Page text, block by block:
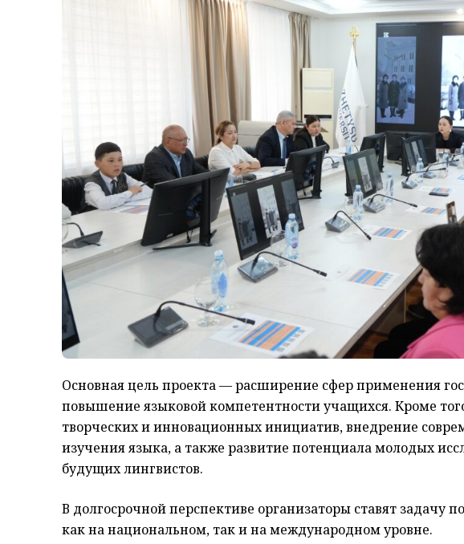
Основная цель проекта — расширение сфер применения
повышение языковой компетентности учащихся. Кроме
творческих и инновационных инициатив, внедрение
изучения языка, а также развитие потенциала молодых
будущих лингвистов.
В долгосрочной перспективе организаторы ставят задачу
как на национальном, так и на международном уровне.